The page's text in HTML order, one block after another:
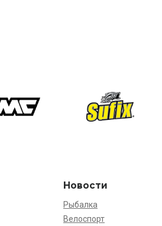
Новости
Рыбалка
Велоспорт